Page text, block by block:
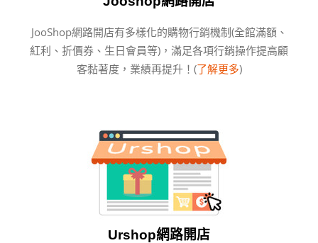
JooShop網路開店有多樣化的購物行銷機制(全館滿額、
紅利、折價券、生日會員等)，滿足各項行銷操作提高顧
客黏著度，業績再提升！(了解更多)
Urshop網路開店